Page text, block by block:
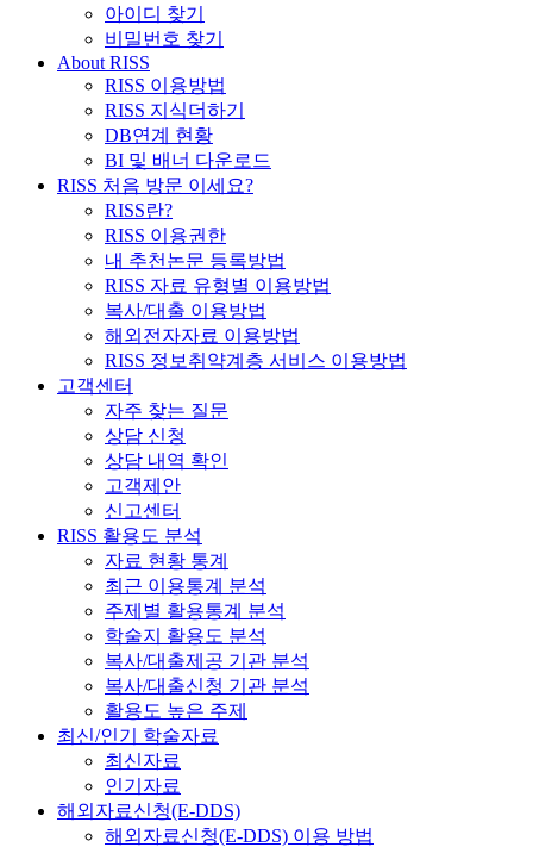
아이디 찾기
비밀번호 찾기
About RISS
RISS 이용방법
RISS 지식더하기
DB연계 현황
BI 및 배너 다운로드
RISS 처음 방문 이세요?
RISS란?
RISS 이용권한
내 추천논문 등록방법
RISS 자료 유형별 이용방법
복사/대출 이용방법
해외전자자료 이용방법
RISS 정보취약계층 서비스 이용방법
고객센터
자주 찾는 질문
상담 신청
상담 내역 확인
고객제안
신고센터
RISS 활용도 분석
자료 현황 통계
최근 이용통계 분석
주제별 활용통계 분석
학술지 활용도 분석
복사/대출제공 기관 분석
복사/대출신청 기관 분석
활용도 높은 주제
최신/인기 학술자료
최신자료
인기자료
해외자료신청(E-DDS)
해외자료신청(E-DDS) 이용 방법